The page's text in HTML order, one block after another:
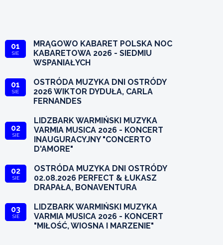
01
SIE
MRĄGOWO KABARET POLSKA NOC
KABARETOWA 2026 - SIEDMIU
WSPANIAŁYCH
01
SIE
OSTRÓDA MUZYKA DNI OSTRÓDY
2026 WIKTOR DYDUŁA, CARLA
FERNANDES
02
SIE
LIDZBARK WARMIŃSKI MUZYKA
VARMIA MUSICA 2026 - KONCERT
INAUGURACYJNY "CONCERTO
D'AMORE"
02
SIE
OSTRÓDA MUZYKA DNI OSTRÓDY
02.08.2026 PERFECT & ŁUKASZ
DRAPAŁA, BONAVENTURA
03
SIE
LIDZBARK WARMIŃSKI MUZYKA
VARMIA MUSICA 2026 - KONCERT
"MIŁOŚĆ, WIOSNA I MARZENIE"